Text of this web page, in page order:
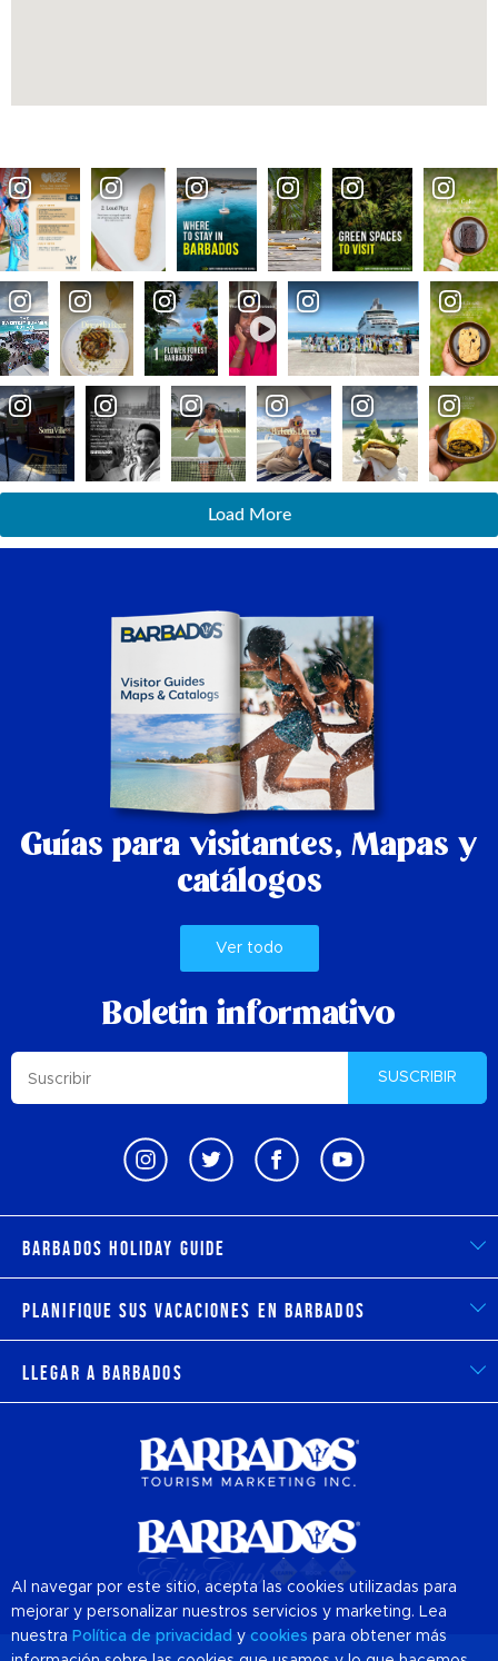
Load More
Guías para visitantes, Mapas y
catálogos
Ver todo
Boletin informativo
SUSCRIBIR
Barbados Holiday Guide
Planifique sus vacaciones en Barbados
Llegar a Barbados
Al navegar por este sitio, acepta las cookies utilizadas para
mejorar y personalizar nuestros servicios y marketing. Lea
nuestra Política de privacidad y cookies para obtener más